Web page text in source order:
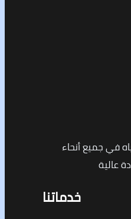
في جميع أنحاء
عالية
خدماتنا